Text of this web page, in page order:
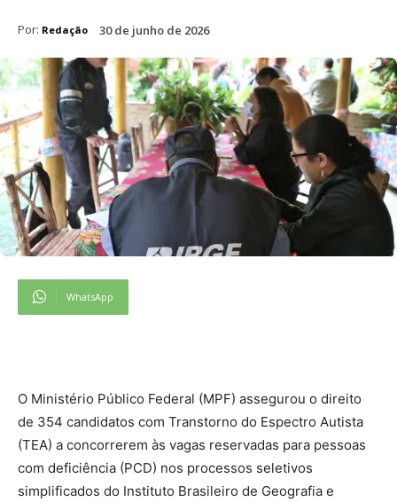
Por: Redação 30 de junho de 2026
WhatsApp
O Ministério Público Federal (MPF) assegurou o direito
de 354 candidatos com Transtorno do Espectro Autista
(TEA) a concorrerem às vagas reservadas para pessoas
com deficiência (PCD) nos processos seletivos
simplificados do Instituto Brasileiro de Geografia e